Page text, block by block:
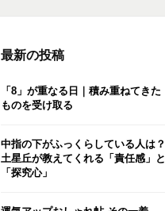
最新の投稿
「8」が重なる日｜積み重ねてきた
ものを受け取る
中指の下がふっくらしている人は？
土星丘が教えてくれる「責任感」と
「探究心」